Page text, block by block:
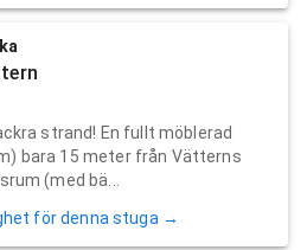
strand! En fullt möblerad
bara 15 meter från Vätterns
(med bä...
för denna stuga →